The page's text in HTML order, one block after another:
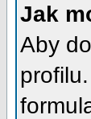
Jak
Aby